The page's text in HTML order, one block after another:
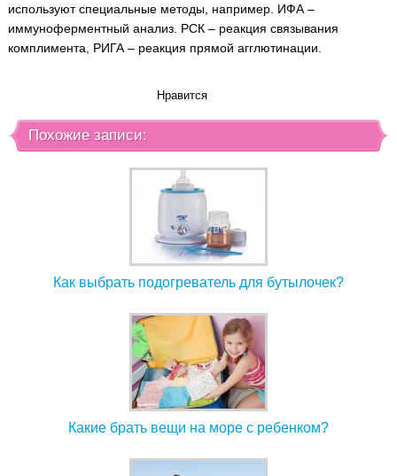
используют специальные методы, например. ИФА –
иммуноферментный анализ. РСК – реакция связывания
комплимента, РИГА – реакция прямой агглютинации.
Нравится
Похожие записи:
Как выбрать подогреватель для бутылочек?
Какие брать вещи на море с ребенком?